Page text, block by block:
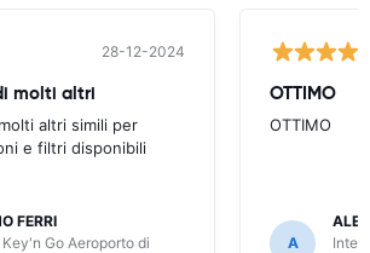
28-12-2024
molti altri
altri simili per
e filtri disponibili
FERRI
Go Aeroporto di
OTTIMO
OTTIMO
A